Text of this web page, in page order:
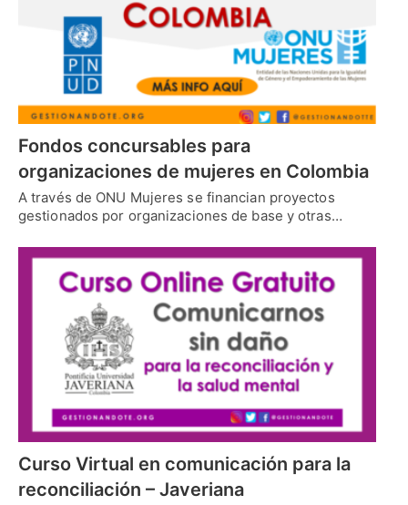
Fondos concursables para
organizaciones de mujeres en Colombia
A través de ONU Mujeres se financian proyectos
gestionados por organizaciones de base y otras…
Curso Virtual en comunicación para la
reconciliación – Javeriana